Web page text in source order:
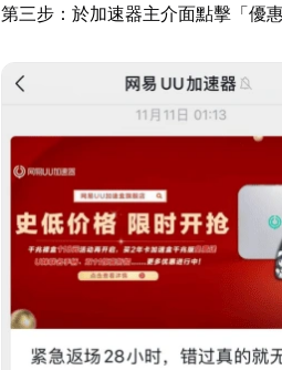
第三步：於加速器主介面點擊「優